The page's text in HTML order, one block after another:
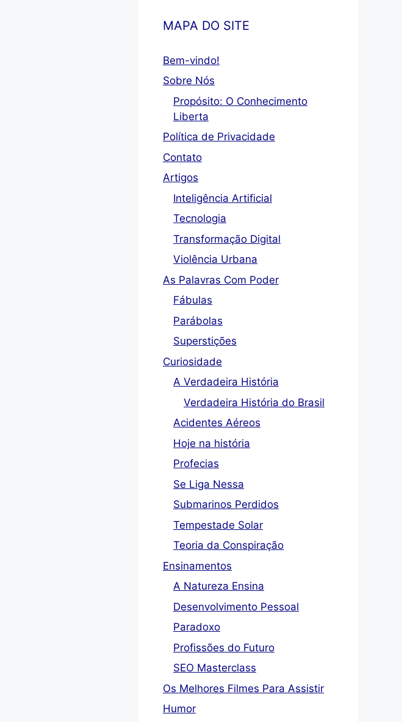
MAPA DO SITE
Bem-vindo!
Sobre Nós
Propósito: O Conhecimento
Liberta
Política de Privacidade
Contato
Artigos
Inteligência Artificial
Tecnologia
Transformação Digital
Violência Urbana
As Palavras Com Poder
Fábulas
Parábolas
Superstições
Curiosidade
A Verdadeira História
Verdadeira História do Brasil
Acidentes Aéreos
Hoje na história
Profecias
Se Liga Nessa
Submarinos Perdidos
Tempestade Solar
Teoria da Conspiração
Ensinamentos
A Natureza Ensina
Desenvolvimento Pessoal
Paradoxo
Profissões do Futuro
SEO Masterclass
Os Melhores Filmes Para Assistir
Humor